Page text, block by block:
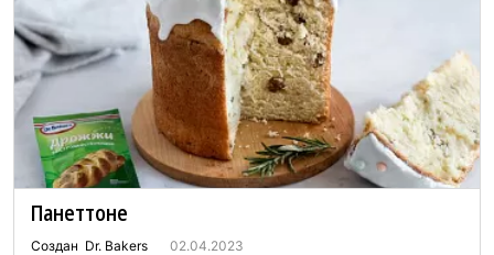
Панеттоне
Создан Dr. Bakers 02.04.2023